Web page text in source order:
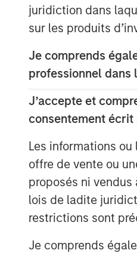
juridiction dans
sur les produits
Je comprends
professionnel dans
J’accepte et
consentement écrit
Les informations
offre de vente ou
proposés ni
lois de ladite
restrictions sont
Je comprends
companies
families and
Hero Pet
global, omni-
specialty and
(Health &
(Waste/
share
The
retailer
stronger
portfolio into